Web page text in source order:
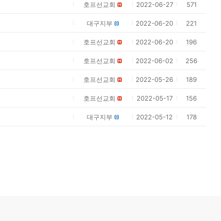
호프선교회 2022-06-27 571
대구지부 2022-06-20 221
호프선교회 2022-06-20 196
호프선교회 2022-06-02 256
호프선교회 2022-05-26 189
호프선교회 2022-05-17 156
대구지부 2022-05-12 178